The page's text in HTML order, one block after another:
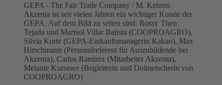
GEPA - The Fair Trade Company / M. Kehren
Akzenta ist seit vielen Jahren ein wichtiger Kunde der
GEPA. Auf dem Bild zu sehen sind: Rossy Then
Tejada und Marisol Villar Batista (COOPROAGRO),
Silvia Kurte (GEPA-Einkaufsmanagerin Kakao), Max
Hirschmann (Personalreferent für Auszubildende bei
Akzenta), Carlos Ramirez (Mitarbeiter Akzenta),
Melanie Kursawe (Begleiterin und Dolmetscherin von
COOPROAGRO)